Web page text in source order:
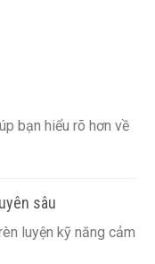
bạn hiểu rõ hơn về
sâu
luyện kỹ năng cảm